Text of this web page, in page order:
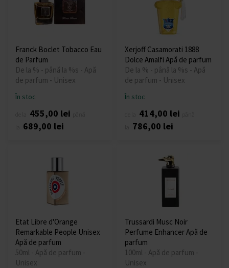
Franck Boclet Tobacco Eau
de Parfum
De la % - până la %s - Apă
de parfum - Unisex
În stoc
455,00 lei
689,00 lei
Xerjoff Casamorati 1888
Dolce Amalfi Apă de parfum
De la % - până la %s - Apă
de parfum - Unisex
În stoc
414,00 lei
786,00 lei
Etat Libre d'Orange
Remarkable People Unisex
Apă de parfum
50ml - Apă de parfum -
Unisex
Trussardi Musc Noir
Perfume Enhancer Apă de
parfum
100ml - Apă de parfum -
Unisex